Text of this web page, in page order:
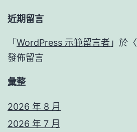
近期留言
「 WordPress 示範留言者 」於〈
發佈留言
彙整
2026 年 8 月
2026 年 7 月